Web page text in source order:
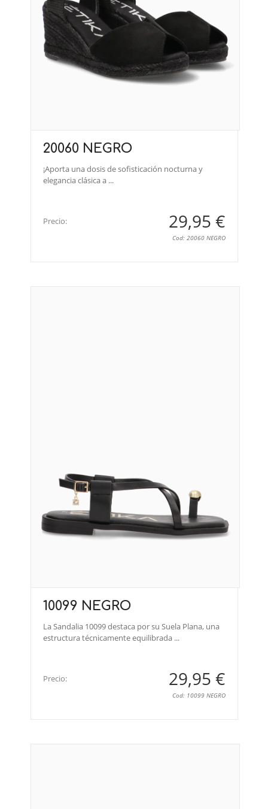
20060 NEGRO
¡Aporta una dosis de sofisticación nocturna y
elegancia clásica a ...
Precio: 29,95 €
Cod: 20060 NEGRO
10099 NEGRO
La Sandalia 10099 destaca por su Suela Plana, una
estructura técnicamente equilibrada ...
Precio: 29,95 €
Cod: 10099 NEGRO